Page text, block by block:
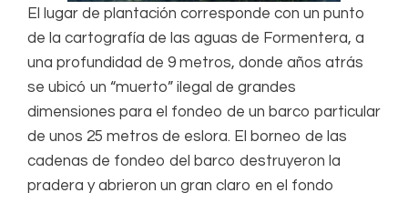
El lugar de plantación corresponde con un punto
de la cartografía de las aguas de Formentera, a
una profundidad de 9 metros, donde años atrás
se ubicó un “muerto” ilegal de grandes
dimensiones para el fondeo de un barco particular
de unos 25 metros de eslora. El borneo de las
cadenas de fondeo del barco destruyeron la
pradera y abrieron un gran claro en el fondo